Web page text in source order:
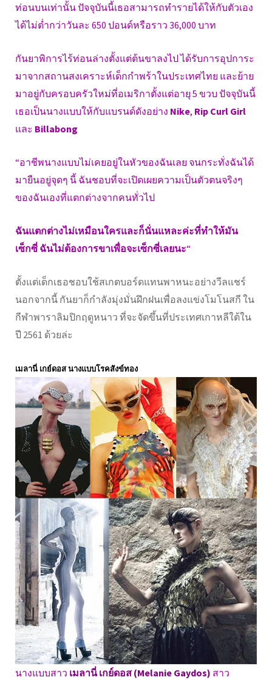
ท่อนบนเท่านั้น ปัจจุบันนี้เธอสามารถทำรายได้ให้กับตัวเอง
ได้ไม่ต่ำกว่าวันละ 650 ปอนด์หรือราว 36,000 บาท
กันยาพิการไร้ท่อนล่างตั้งแต่ต้นขาลงไป ได้รับการอุปการะ
มาจากสถานสงเคราะห์เด็กกำพร้าในประเทศไทย และย้าย
มาอยู่กับครอบครัวใหม่ที่อเมริกาตั้งแต่อายุ 5 ขวบ ปัจจุบันนี้
เธอเป็นนางแบบให้กับแบรนด์ดังอย่าง Nike, Rip Curl Girl
และ Billabong
“อาชีพนางแบบไม่เคยอยู่ในหัวของฉันเลย จนกระทั่งฉันได้
มายืนอยู่จุดๆ นี้ ฉันชอบที่จะเปิดเผยความเป็นตัวตนจริงๆ
ของฉันเองที่แตกต่างจากคนทั่วไป
ฉันแตกต่างไม่เหมือนใครและก็นั่นแหละค่ะที่ทำให้มัน
เซ็กซี่ ฉันไม่ต้องการขาเพื่อจะเซ็กซี่เลยนะ“
ตั้งแต่เด็กเธอชอบใช้สเกตบอร์ดแทนพาหนะอย่างวีลแชร์
นอกจากนี้ กันยาก็กำลังมุ่งมั่นฝึกฝนเพื่อลงแข่งโมโนสกี ใน
กีฬาพาราลิมปิกฤดูหนาว ที่จะจัดขึ้นที่ประเทศเกาหลีใต้ใน
ปี 2561 ด้วยล่ะ
เมลานี่ เกย์ดอส นางแบบโรคสังข์ทอง
นางแบบสาว เมลานี่ เกย์ดอส (Melanie Gaydos) สาว